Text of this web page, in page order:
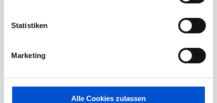
Statistiken
Marketing
Alle Cookies zulassen
Juli 2019